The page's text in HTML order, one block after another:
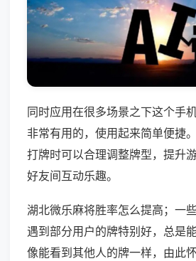
同时应用在很多场景之下这个手
非常有用的，使用起来简单便捷
打牌时可以合理调整牌型，提升
好友间互动乐趣。
湖北微乐麻将胜率怎么提高；一
遇到部分用户的牌特别好，总是
像能看到其他人的牌一样，由此